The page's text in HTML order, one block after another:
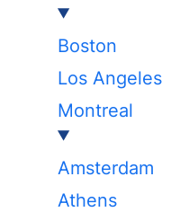
Boston
Los Angeles
Montreal
Amsterdam
Athens